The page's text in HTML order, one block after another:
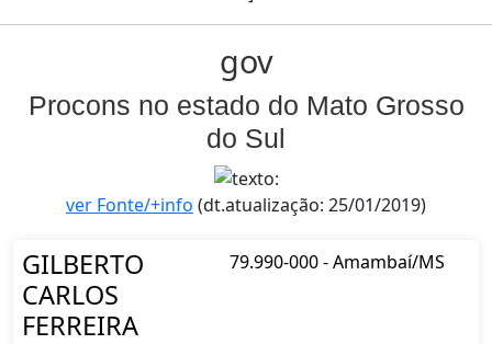
gov
Procons no estado do Mato Grosso
do Sul
ver Fonte/+info (dt.atualização: 25/01/2019)
GILBERTO
CARLOS
FERREIRA
79.990-000 - Amambaí/MS